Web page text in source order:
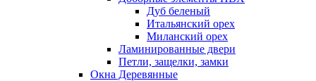
Дуб беленый
Итальянский орех
Миланский орех
Ламинированные двери
Петли, защелки, замки
Окна Деревянные